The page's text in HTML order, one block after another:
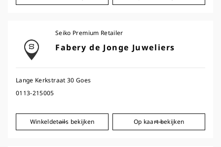
Seiko Premium Retailer
Fabery de Jonge Juweliers
Lange Kerkstraat 30 Goes
0113-215005
Winkeldetails bekijken Op kaart bekijken